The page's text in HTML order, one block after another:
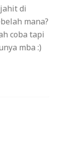
di
mana?
coba tapi
mba :)